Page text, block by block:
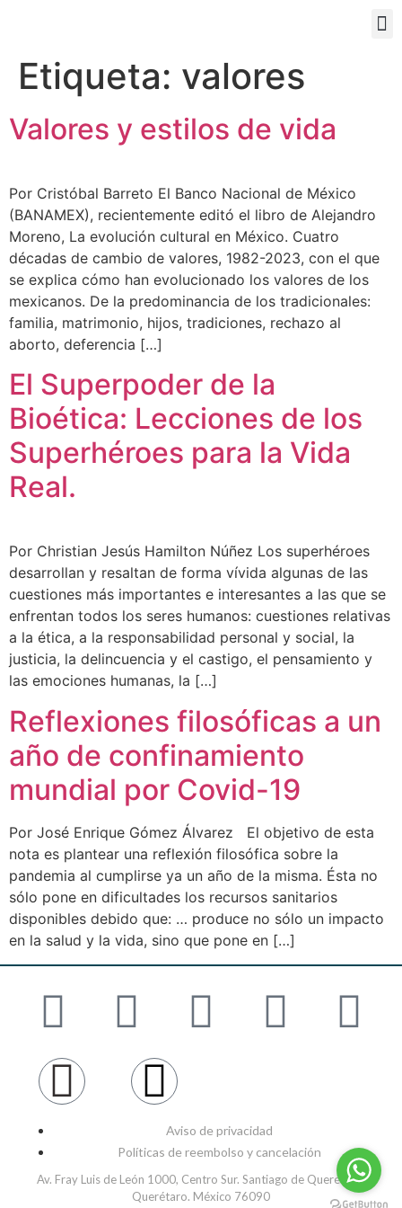
Etiqueta: valores
Valores y estilos de vida
Por Cristóbal Barreto El Banco Nacional de México
(BANAMEX), recientemente editó el libro de Alejandro
Moreno, La evolución cultural en México. Cuatro
décadas de cambio de valores, 1982-2023, con el que
se explica cómo han evolucionado los valores de los
mexicanos. De la predominancia de los tradicionales:
familia, matrimonio, hijos, tradiciones, rechazo al
aborto, deferencia […]
El Superpoder de la
Bioética: Lecciones de los
Superhéroes para la Vida
Real.
Por Christian Jesús Hamilton Núñez Los superhéroes
desarrollan y resaltan de forma vívida algunas de las
cuestiones más importantes e interesantes a las que se
enfrentan todos los seres humanos: cuestiones relativas
a la ética, a la responsabilidad personal y social, la
justicia, la delincuencia y el castigo, el pensamiento y
las emociones humanas, la […]
Reflexiones filosóficas a un
año de confinamiento
mundial por Covid-19
Por José Enrique Gómez Álvarez El objetivo de esta
nota es plantear una reflexión filosófica sobre la
pandemia al cumplirse ya un año de la misma. Ésta no
sólo pone en dificultades los recursos sanitarios
disponibles debido que: … produce no sólo un impacto
en la salud y la vida, sino que pone en […]
Aviso de privacidad
Políticas de reembolso y cancelación
Av. Fray Luis de León 1000, Centro Sur. Santiago de Querétaro,
Querétaro. México 76090